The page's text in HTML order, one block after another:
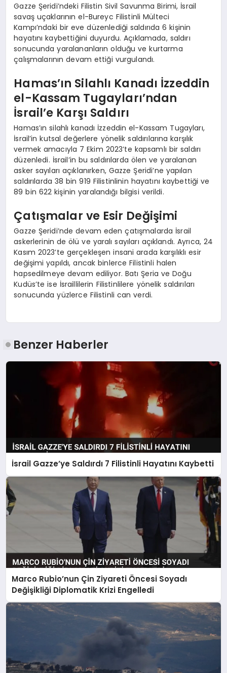
Gazze Şeridi’ndeki Filistin Sivil Savunma Birimi, İsrail
savaş uçaklarının el-Bureyc Filistinli Mülteci
Kampı’ndaki bir eve düzenlediği saldırıda 6 kişinin
hayatını kaybettiğini duyurdu. Açıklamada, saldırı
sonucunda yaralananların olduğu ve kurtarma
çalışmalarının devam ettiği vurgulandı.
Hamas’ın Silahlı Kanadı İzzeddin
el-Kassam Tugayları’ndan
İsrail’e Karşı Saldırı
Hamas’ın silahlı kanadı İzzeddin el-Kassam Tugayları,
İsrail’in kutsal değerlere yönelik saldırılarına karşılık
vermek amacıyla 7 Ekim 2023’te kapsamlı bir saldırı
düzenledi. İsrail’in bu saldırılarda ölen ve yaralanan
asker sayıları açıklanırken, Gazze Şeridi’ne yapılan
saldırılarda 38 bin 919 Filistinlinin hayatını kaybettiği ve
89 bin 622 kişinin yaralandığı bilgisi verildi.
Çatışmalar ve Esir Değişimi
Gazze Şeridi’nde devam eden çatışmalarda İsrail
askerlerinin de ölü ve yaralı sayıları açıklandı. Ayrıca, 24
Kasım 2023’te gerçekleşen insani arada karşılıklı esir
değişimi yapıldı, ancak binlerce Filistinli halen
hapsedilmeye devam ediliyor. Batı Şeria ve Doğu
Kudüs’te ise İsraillilerin Filistinlilere yönelik saldırıları
sonucunda yüzlerce Filistinli can verdi.
Benzer Haberler
İsrail Gazze’ye Saldırdı 7 Filistinli Hayatını Kaybetti
Marco Rubio’nun Çin Ziyareti Öncesi Soyadı
Değişikliği Diplomatik Krizi Engelledi